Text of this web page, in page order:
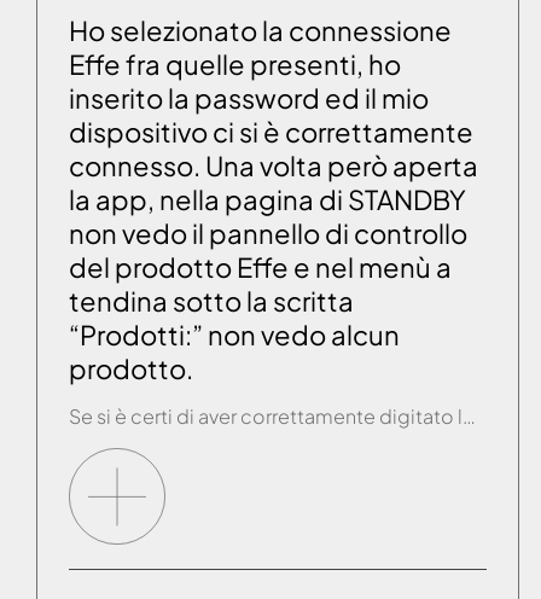
Ho selezionato la connessione
Effe fra quelle presenti, ho
inserito la password ed il mio
dispositivo ci si è correttamente
connesso. Una volta però aperta
la app, nella pagina di STANDBY
non vedo il pannello di controllo
del prodotto Effe e nel menù a
tendina sotto la scritta
“Prodotti:” non vedo alcun
prodotto.
Se si è certi di aver correttamente digitato la password della connessione WiFi Effe ed aperta la app non si vede alcun prodotto connesso, allora la configurazione non è andata a buon fine ed è necessario ripeterla. Effettuare la procedura di RESET sul pannello di controllo del prodotto (vedi paragrafo “PROCEDURA DI RESET”), togliere corrente […]